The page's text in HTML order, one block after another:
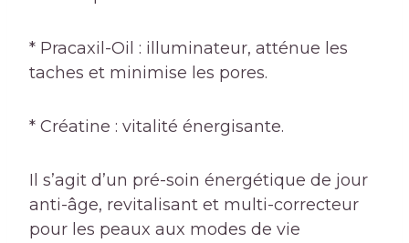
* Pracaxil-Oil : illuminateur, atténue les
taches et minimise les pores.
* Créatine : vitalité énergisante.
Il s’agit d’un pré-soin énergétique de jour
anti-âge, revitalisant et multi-correcteur
pour les peaux aux modes de vie